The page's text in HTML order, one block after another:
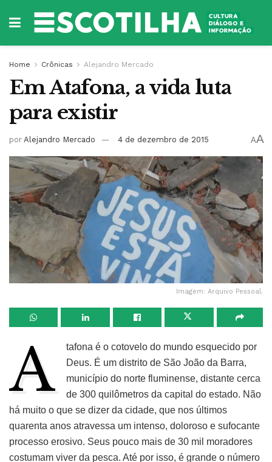
Home Crônicas Alejandro Mercado
Em Atafona, a vida luta
para existir
por Alejandro Mercado 4 de dezembro de 2015 AA
Imagem: Arquivo Pessoal.
A
tafona é o cotovelo do mundo esquecido por
Deus. É um distrito de São João da Barra,
município do norte fluminense, distante cerca
de 300 quilômetros da capital do estado. Não
há muito o que se dizer da cidade, que nos últimos
quarenta anos atravessa um intenso, doloroso e sufocante
processo erosivo. Seus pouco mais de 30 mil moradores
costumam viver da pesca. Até por isso, é grande o número